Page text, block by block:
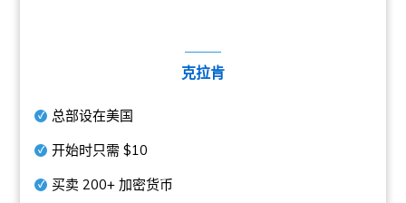
克拉肯
总部设在美国
开始时只需$10
买卖200+ 加密货币